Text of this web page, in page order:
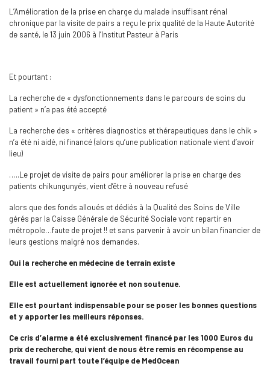
L’Amélioration de la prise en charge du malade insuffisant rénal
chronique par la visite de pairs a reçu le prix qualité de la Haute Autorité
de santé, le 13 juin 2006 à l’Institut Pasteur à Paris
Et pourtant :
La recherche de « dysfonctionnements dans le parcours de soins du
patient » n’a pas été accepté
La recherche des « critères diagnostics et thérapeutiques dans le chik »
n’a été ni aidé, ni financé (alors qu’une publication nationale vient d’avoir
lieu)
…..Le projet de visite de pairs pour améliorer la prise en charge des
patients chikungunyés, vient d’être à nouveau refusé
alors que des fonds alloués et dédiés à la Qualité des Soins de Ville
gérés par la Caisse Générale de Sécurité Sociale vont repartir en
métropole…faute de projet !! et sans parvenir à avoir un bilan financier de
leurs gestions malgré nos demandes.
Oui la recherche en médecine de terrain existe
Elle est actuellement ignorée et non soutenue.
Elle est pourtant indispensable pour se poser les bonnes questions
et y apporter les meilleurs réponses.
Ce cris d’alarme a été exclusivement financé par les 1000 Euros du
prix de recherche, qui vient de nous être remis en récompense au
travail fourni part toute l’équipe de MedOcean